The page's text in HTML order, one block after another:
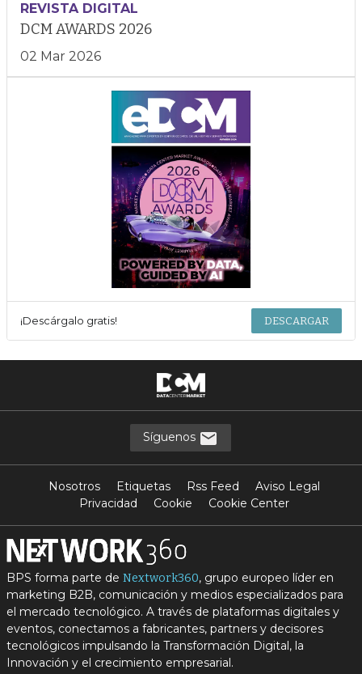
REVISTA DIGITAL
DCM AWARDS 2026
02 Mar 2026
¡Descárgalo gratis! DESCARGAR
Síguenos
Nosotros Etiquetas Rss Feed
Aviso Legal
Privacidad
Cookie Cookie Center
BPS forma parte de Nextwork360, grupo europeo líder en
marketing B2B, comunicación y medios especializados para
el mercado tecnológico. A través de plataformas digitales y
eventos, conectamos a fabricantes, partners y decisores
tecnológicos impulsando la Transformación Digital, la
Innovación y el crecimiento empresarial.